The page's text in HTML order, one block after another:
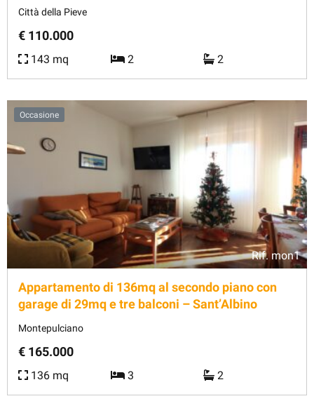
Città della Pieve
€ 110.000
143 mq 2 2
Occasione
Rif.mon1
Appartamento di 136mq al secondo piano con
garage di 29mq e tre balconi – Sant’Albino
Montepulciano
€ 165.000
136 mq 3 2